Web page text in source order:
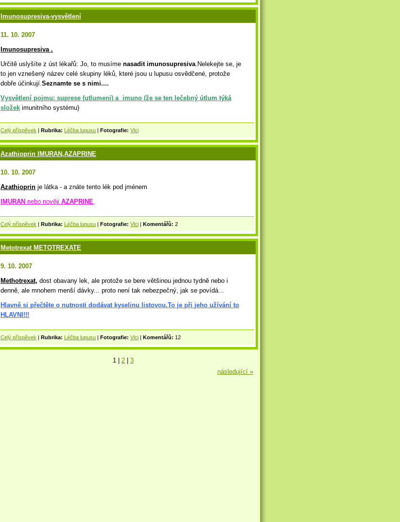
Imunosupresiva-vysvětlení
11. 10. 2007
Imunosupresiva .
Určitě uslyšíte z úst lékařů: Jo, to musíme nasadit imunosupresiva.Nelekejte se, je
to jen vznešený název celé skupiny léků, které jsou u lupusu osvědčené, protože
dobře účinkují.Seznamte se s nimi....
Vysvětlení pojmu: suprese (utlumeni) a imuno (že se ten lečebný útlum týká
složek imunitního systému)
Celý příspěvek | Rubrika: Léčba lupusu | Fotografie: Vlci
Azathioprin IMURAN,AZAPRINE
10. 10. 2007
Azathioprin je látka - a znáte tento lék pod jménem
IMURAN nebo nověji AZAPRINE.
Celý příspěvek | Rubrika: Léčba lupusu | Fotografie: Vlci | Komentářů: 2
Metotrexat METOTREXATE
9. 10. 2007
Methotrexat, dost obavany lek, ale protože se bere většinou jednou tydně nebo i
denně, ale mnohem menší dávky... proto není tak nebezpečný, jak se povídá...
Hlavně si přečtěte o nutnosti dodávat kyselinu listovou.To je při jeho užívání to
HLAVNI!!!
Celý příspěvek | Rubrika: Léčba lupusu | Fotografie: Vlci | Komentářů: 12
1 2
3
následující »